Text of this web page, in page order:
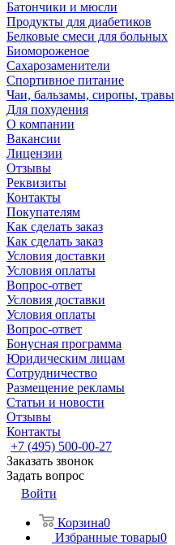
Батончики и мюсли
Продукты для диабетиков
Белковые смеси для больных
Биомороженое
Сахарозаменители
Спортивное питание
Чаи, бальзамы, сиропы, травы
Для похудения
О компании
Вакансии
Лицензии
Отзывы
Реквизиты
Контакты
Покупателям
Как сделать заказ
Как сделать заказ
Условия доставки
Условия оплаты
Вопрос-ответ
Условия доставки
Условия оплаты
Вопрос-ответ
Бонусная программа
Юридическим лицам
Сотрудничество
Размещение рекламы
Статьи и новости
Отзывы
Контакты
+7 (495) 500-00-27
Заказать звонок
Задать вопрос
Войти
Корзина0
Избранные товары0